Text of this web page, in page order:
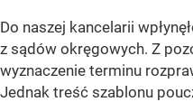
Do naszej kancelarii
z sądów okręgowych. Z
wyznaczenie terminu
Jednak treść szablonu